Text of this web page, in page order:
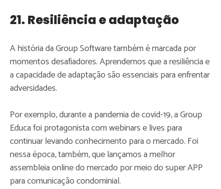
21. Resiliência e adaptação
A história da Group Software também é marcada por
momentos desafiadores. Aprendemos que a resiliência e
a capacidade de adaptação são essenciais para enfrentar
adversidades.
Por exemplo, durante a pandemia de covid-19, a Group
Educa foi protagonista com webinars e lives para
continuar levando conhecimento para o mercado. Foi
nessa época, também, que lançamos a melhor
assembleia online do mercado por meio do super APP
para comunicação condominial.